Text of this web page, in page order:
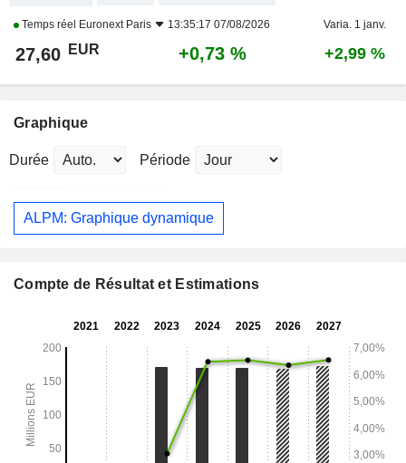
Temps réel Euronext Paris 13:35:17 07/08/2026 Varia. 1 janv.
27,60 EUR +0,73 % +2,99 %
Graphique
Durée Période
ALPM: Graphique dynamique
Compte de Résultat et Estimations